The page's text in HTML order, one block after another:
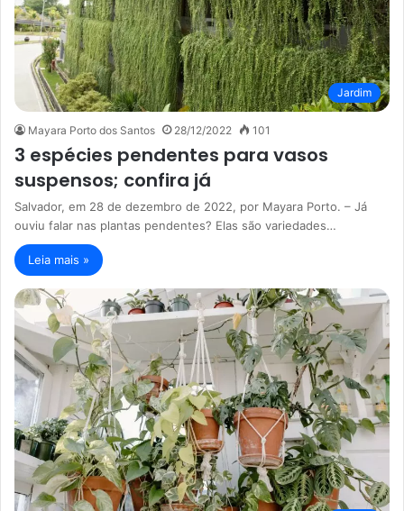
Jardim
Mayara Porto dos Santos 28/12/2022 101
3 espécies pendentes para vasos
suspensos; confira já
Salvador, em 28 de dezembro de 2022, por Mayara Porto. – Já
ouviu falar nas plantas pendentes? Elas são variedades…
Leia mais »